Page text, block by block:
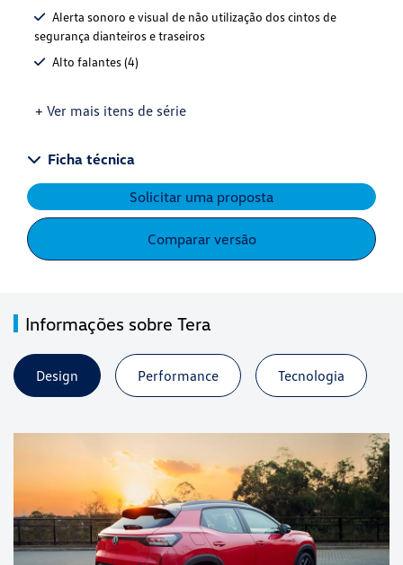
Alerta sonoro e visual de não utilização dos cintos de
segurança dianteiros e traseiros
Alto falantes (4)
+ Ver mais itens de série
Ficha técnica
Solicitar uma proposta
Comparar versão
Informações sobre Tera
Design Performance Tecnologia